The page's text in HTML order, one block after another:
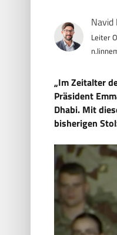
Navid
„Im Zeitalter
Präsident
Dhabi. Mit
bisherigen